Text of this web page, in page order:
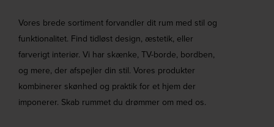
Vores brede sortiment forvandler dit rum med stil og
funktionalitet. Find tidløst design, æstetik, eller
farverigt interiør. Vi har skænke, TV-borde, bordben,
og mere, der afspejler din stil. Vores produkter
kombinerer skønhed og praktik for et hjem der
imponerer. Skab rummet du drømmer om med os.